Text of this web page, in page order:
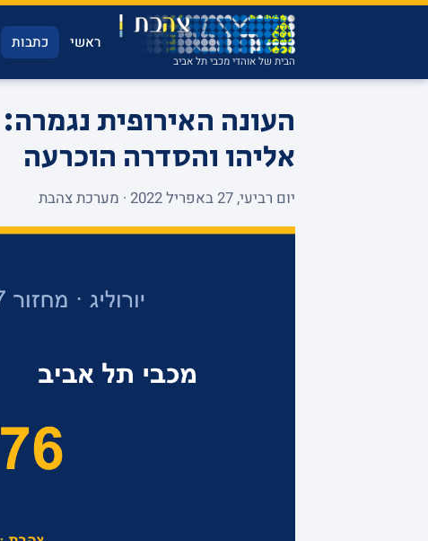
הבית של אוהדי מכבי תל אביב
ראשי כתבות
אליהו והסדרה הוכרעה
יום רביעי, 27 באפריל 2022 · מערכת צהבת